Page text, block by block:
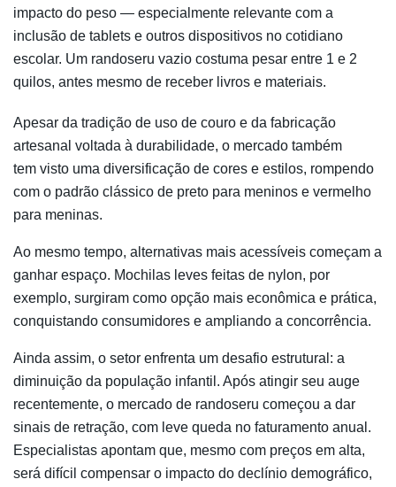
impacto do peso — especialmente relevante com a
inclusão de tablets e outros dispositivos no cotidiano
escolar. Um randoseru vazio costuma pesar entre 1 e 2
quilos, antes mesmo de receber livros e materiais.
Apesar da tradição de uso de couro e da fabricação
artesanal voltada à durabilidade, o mercado também
tem visto uma diversificação de cores e estilos, rompendo
com o padrão clássico de preto para meninos e vermelho
para meninas.
Ao mesmo tempo, alternativas mais acessíveis começam a
ganhar espaço. Mochilas leves feitas de nylon, por
exemplo, surgiram como opção mais econômica e prática,
conquistando consumidores e ampliando a concorrência.
Ainda assim, o setor enfrenta um desafio estrutural: a
diminuição da população infantil. Após atingir seu auge
recentemente, o mercado de randoseru começou a dar
sinais de retração, com leve queda no faturamento anual.
Especialistas apontam que, mesmo com preços em alta,
será difícil compensar o impacto do declínio demográfico,